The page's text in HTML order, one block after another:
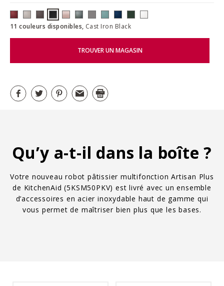
11 couleurs disponibles, Cast Iron Black
TROUVER UN MAGASIN
Qu’y a-t-il dans la boîte ?
Votre nouveau robot pâtissier multifonction Artisan Plus
de KitchenAid (5KSM50PKV) est livré avec un ensemble
d’accessoires en acier inoxydable haut de gamme qui
vous permet de maîtriser bien plus que les bases.